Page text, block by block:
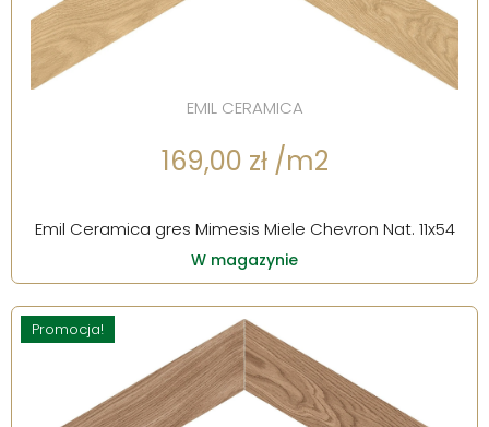
EMIL CERAMICA
169,00 zł /m2
Emil Ceramica gres Mimesis Miele Chevron Nat. 11x54
W magazynie
Promocja!